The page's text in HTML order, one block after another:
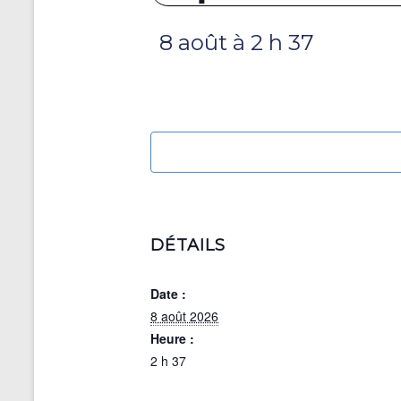
8 août à 2 h 37
DÉTAILS
Date :
8 août 2026
Heure :
2 h 37